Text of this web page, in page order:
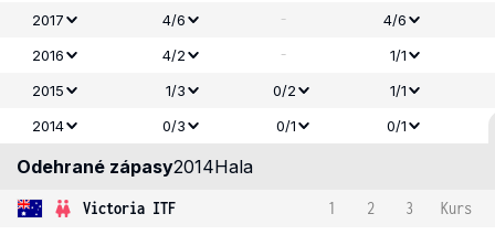
2017
4/6 -
4/6
2016
4/2 -
1/1
2015
1/3 0/2
1/1
2014
0/3 0/1 0/1
Odehrané zápasy2014Hala
Victoria ITF 1 2 3
Kurs